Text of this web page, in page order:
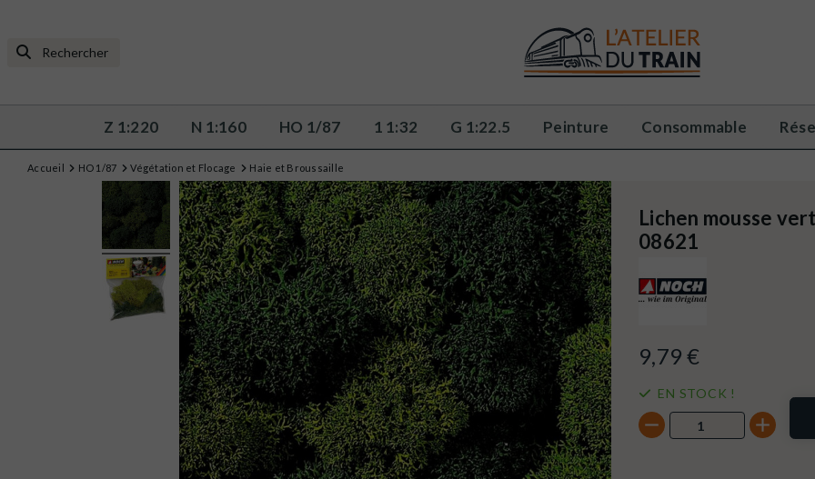
Z 1:220 N 1:160 HO 1/87 1 1:32 G 1:22.5 Peinture Consommable
Accueil HO 1/87 Végétation et Flocage Haie et Broussaille
Lichen mousse
08621
9,79 €
EN STOCK !